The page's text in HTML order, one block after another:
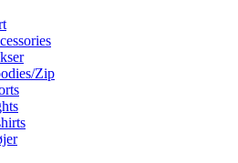
Zip